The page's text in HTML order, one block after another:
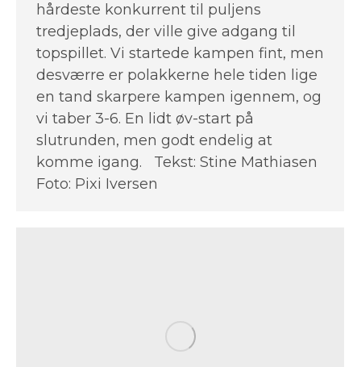
hårdeste konkurrent til puljens
tredjeplads, der ville give adgang til
topspillet. Vi startede kampen fint, men
desværre er polakkerne hele tiden lige
en tand skarpere kampen igennem, og
vi taber 3-6. En lidt øv-start på
slutrunden, men godt endelig at
komme igang. Tekst: Stine Mathiasen
Foto: Pixi Iversen